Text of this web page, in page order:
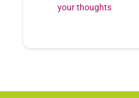
your thoughts